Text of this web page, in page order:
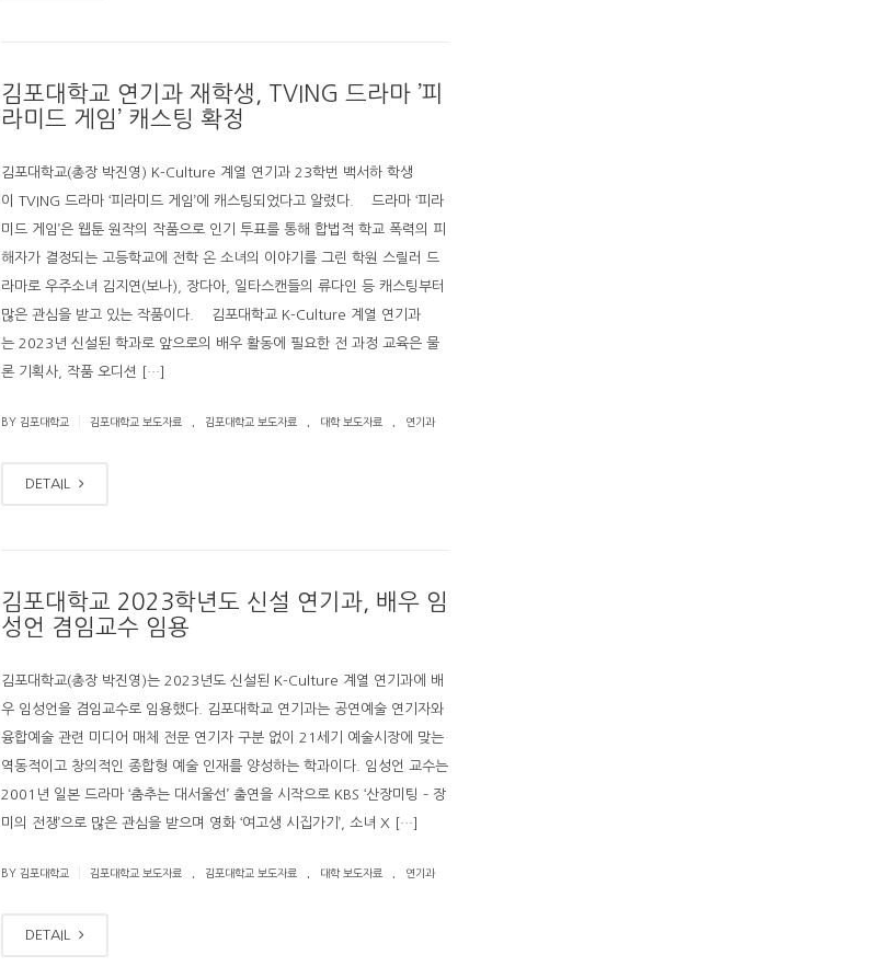
김포대학교 연기과 재학생, TVING 드라마 ’피
라미드 게임’ 캐스팅 확정
김포대학교(총장 박진영) K-Culture 계열 연기과 23학번 백서하 학생
이 TVING 드라마 ‘피라미드 게임’에 캐스팅되었다고 알렸다. 드라마 ‘피라
미드 게임’은 웹툰 원작의 작품으로 인기 투표를 통해 합법적 학교 폭력의 피
해자가 결정되는 고등학교에 전학 온 소녀의 이야기를 그린 학원 스릴러 드
라마로 우주소녀 김지연(보나), 장다아, 일타스캔들의 류다인 등 캐스팅부터
많은 관심을 받고 있는 작품이다. 김포대학교 K-Culture 계열 연기과
는 2023년 신설된 학과로 앞으로의 배우 활동에 필요한 전 과정 교육은 물
론 기획사, 작품 오디션 […]
BY 김포대학교 김포대학교 보도자료 김포대학교 보도자료 대학 보도자료 연기과
DETAIL
김포대학교 2023학년도 신설 연기과, 배우 임
성언 겸임교수 임용
김포대학교(총장 박진영)는 2023년도 신설된 K-Culture 계열 연기과에 배
우 임성언을 겸임교수로 임용했다. 김포대학교 연기과는 공연예술 연기자와
융합예술 관련 미디어 매체 전문 연기자 구분 없이 21세기 예술시장에 맞는
역동적이고 창의적인 종합형 예술 인재를 양성하는 학과이다. 임성언 교수는
2001년 일본 드라마 ‘춤추는 대서울선’ 출연을 시작으로 KBS ‘산장미팅 – 장
미의 전쟁’으로 많은 관심을 받으며 영화 ‘여고생 시집가기’, 소녀 X […]
BY 김포대학교 김포대학교 보도자료 김포대학교 보도자료 대학 보도자료 연기과
DETAIL